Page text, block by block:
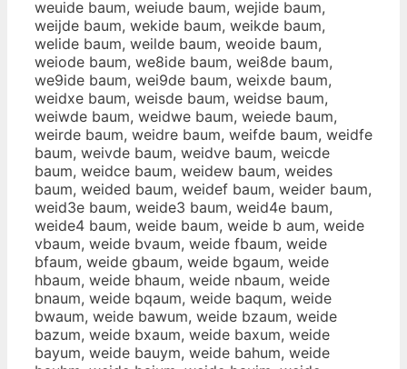
weuide baum, weiude baum, wejide baum,
weijde baum, wekide baum, weikde baum,
welide baum, weilde baum, weoide baum,
weiode baum, we8ide baum, wei8de baum,
we9ide baum, wei9de baum, weixde baum,
weidxe baum, weisde baum, weidse baum,
weiwde baum, weidwe baum, weiede baum,
weirde baum, weidre baum, weifde baum, weidfe
baum, weivde baum, weidve baum, weicde
baum, weidce baum, weidew baum, weides
baum, weided baum, weidef baum, weider baum,
weid3e baum, weide3 baum, weid4e baum,
weide4 baum, weide baum, weide b aum, weide
vbaum, weide bvaum, weide fbaum, weide
bfaum, weide gbaum, weide bgaum, weide
hbaum, weide bhaum, weide nbaum, weide
bnaum, weide bqaum, weide baqum, weide
bwaum, weide bawum, weide bzaum, weide
bazum, weide bxaum, weide baxum, weide
bayum, weide bauym, weide bahum, weide